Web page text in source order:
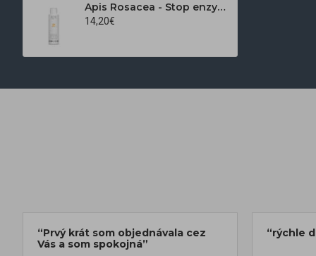
Apis Rosacea - Stop enzymatický púder na umývanie tváre 80 g
14,20€
“Prvý krát som objednávala cez
Vás a som spokojná”
“rýchle